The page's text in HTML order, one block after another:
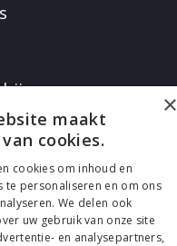
bij
EN
×
maakt
cookies.
cookies om inhoud en
te personaliseren en om ons
We delen ook
uw gebruik van onze site
en analysepartners,